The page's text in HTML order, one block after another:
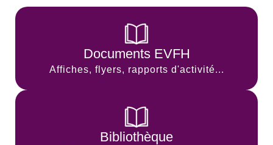
Documents EVFH
Affiches, flyers, rapports d'activité...
Bibliothèque